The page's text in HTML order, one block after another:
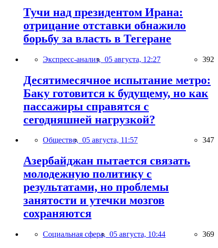
Тучи над президентом Ирана:
отрицание отставки обнажило
борьбу за власть в Тегеране
Экспресс-анализ, 05 августа, 12:27 392
Десятимесячное испытание метро:
Баку готовится к будущему, но как
пассажиры справятся с
сегодняшней нагрузкой?
Общество, 05 августа, 11:57 347
Азербайджан пытается связать
молодежную политику с
результатами, но проблемы
занятости и утечки мозгов
сохраняются
Социальная сфера, 05 августа, 10:44 369